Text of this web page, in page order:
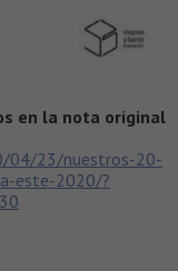
en la nota original
04/23/nuestros-20-
este-2020/?